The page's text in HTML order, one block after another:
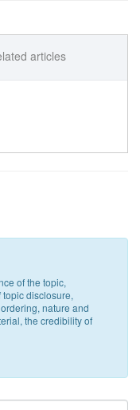
articles
of the topic,
disclosure,
nature and
the credibility of